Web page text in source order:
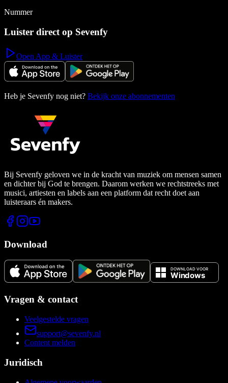
Nummer
Luister direct op Sevenfy
Open App & Luister
Heb je Sevenfy nog niet? Bekijk onze abonnementen
Bij Sevenfy geloven we in de kracht van muziek om mensen samen
en dichter bij God te brengen. Daarom werken we rechtstreeks met
musici, artiesten en labels aan een platform dat recht doet aan
luisteraars én makers.
Download
Vragen & contact
Veelgestelde vragen
support@sevenfy.nl
Content melden
Juridisch